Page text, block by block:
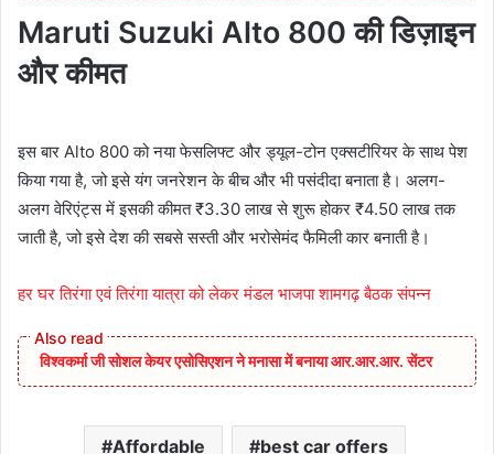
Maruti Suzuki Alto 800 की डिज़ाइन
और कीमत
इस बार Alto 800 को नया फेसलिफ्ट और ड्यूल-टोन एक्सटीरियर के साथ पेश
किया गया है, जो इसे यंग जनरेशन के बीच और भी पसंदीदा बनाता है। अलग-
अलग वेरिएंट्स में इसकी कीमत ₹3.30 लाख से शुरू होकर ₹4.50 लाख तक
जाती है, जो इसे देश की सबसे सस्ती और भरोसेमंद फैमिली कार बनाती है।
हर घर तिरंगा एवं तिरंगा यात्रा को लेकर मंडल भाजपा शामगढ़ बैठक संपन्न
विश्वकर्मा जी सोशल केयर एसोसिएशन ने मनासा में बनाया आर.आर.आर. सेंटर
Affordable best car offers